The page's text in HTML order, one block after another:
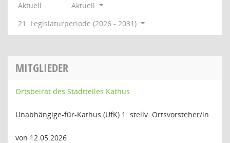
Aktuell
Aktuell
21. Legislaturperiode (2026 - 2031)
MITGLIEDER
Ortsbeirat des Stadtteiles Kathus
Unabhängige-für-Kathus (UfK) 1. stellv. Ortsvorsteher/in
von 12.05.2026